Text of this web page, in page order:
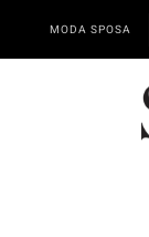
MODA SPOSA